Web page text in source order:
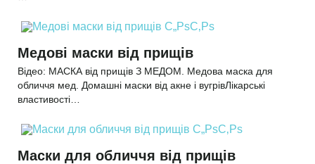
Медові маски від прищів
Відео: МАСКА від прищів З МЕДОМ. Медова маска для
обличчя мед. Домашні маски від акне і вугрівЛікарські
властивості…
Маски для обличчя від прищів